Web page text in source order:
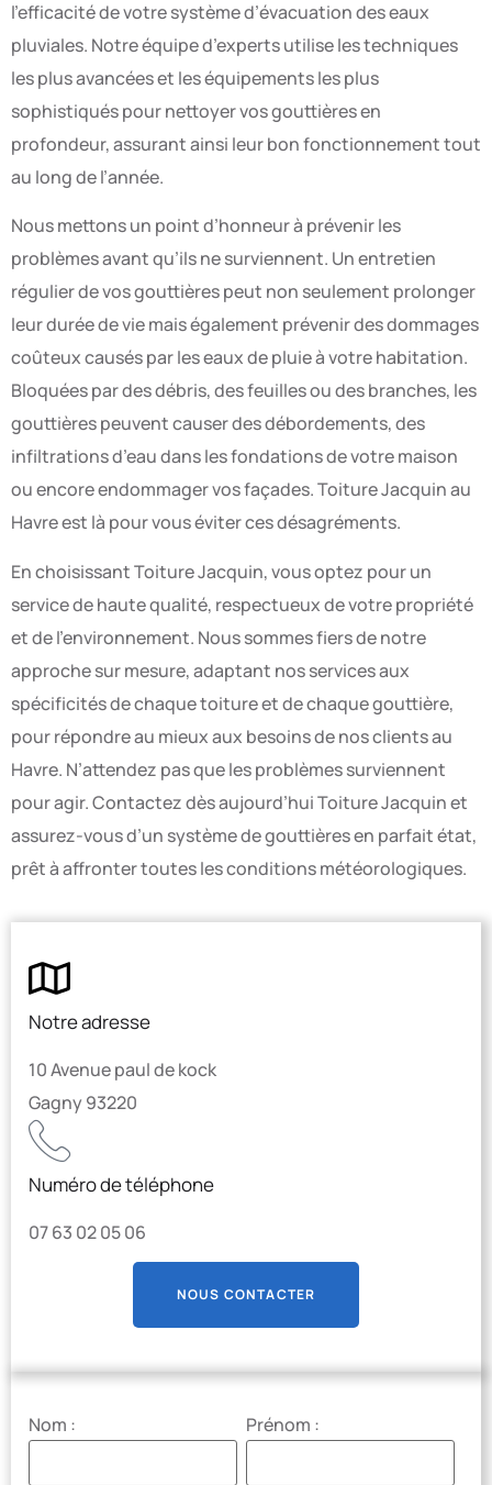
l’efficacité de votre système d’évacuation des eaux
pluviales. Notre équipe d’experts utilise les techniques
les plus avancées et les équipements les plus
sophistiqués pour nettoyer vos gouttières en
profondeur, assurant ainsi leur bon fonctionnement tout
au long de l’année.
Nous mettons un point d’honneur à prévenir les
problèmes avant qu’ils ne surviennent. Un entretien
régulier de vos gouttières peut non seulement prolonger
leur durée de vie mais également prévenir des dommages
coûteux causés par les eaux de pluie à votre habitation.
Bloquées par des débris, des feuilles ou des branches, les
gouttières peuvent causer des débordements, des
infiltrations d’eau dans les fondations de votre maison
ou encore endommager vos façades. Toiture Jacquin au
Havre est là pour vous éviter ces désagréments.
En choisissant Toiture Jacquin, vous optez pour un
service de haute qualité, respectueux de votre propriété
et de l’environnement. Nous sommes fiers de notre
approche sur mesure, adaptant nos services aux
spécificités de chaque toiture et de chaque gouttière,
pour répondre au mieux aux besoins de nos clients au
Havre. N’attendez pas que les problèmes surviennent
pour agir. Contactez dès aujourd’hui Toiture Jacquin et
assurez-vous d’un système de gouttières en parfait état,
prêt à affronter toutes les conditions météorologiques.
Notre adresse
10 Avenue paul de kock
Gagny 93220
Numéro de téléphone
07 63 02 05 06
NOUS CONTACTER
Nom : Prénom :